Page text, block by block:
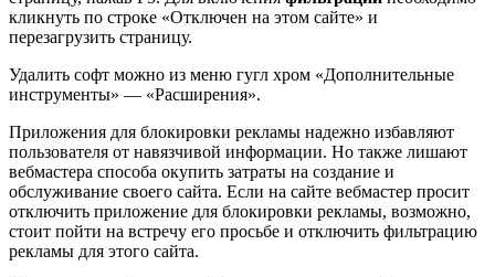
кликнуть по строке «Отключен на этом сайте» и
перезагрузить страницу.
Удалить софт можно из меню гугл хром «Дополнительные
инструменты» — «Расширения».
Приложения для блокировки рекламы надежно избавляют
пользователя от навязчивой информации. Но также лишают
вебмастера способа окупить затраты на создание и
обслуживание своего сайта. Если на сайте вебмастер просит
отключить приложение для блокировки рекламы, возможно,
стоит пойти на встречу его просьбе и отключить фильтрацию
рекламы для этого сайта.